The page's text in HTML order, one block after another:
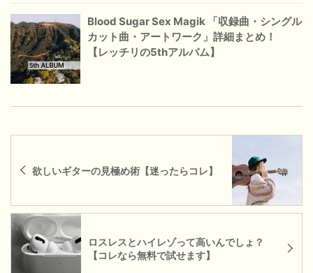
Blood Sugar Sex Magik 「収録曲・シングル
カット曲・アートワーク」詳細まとめ！
【レッチリの5thアルバム】
欲しいギターの見極め術【迷ったらコレ】
ロスレスとハイレゾって高いんでしょ？
【コレなら無料で試せます】